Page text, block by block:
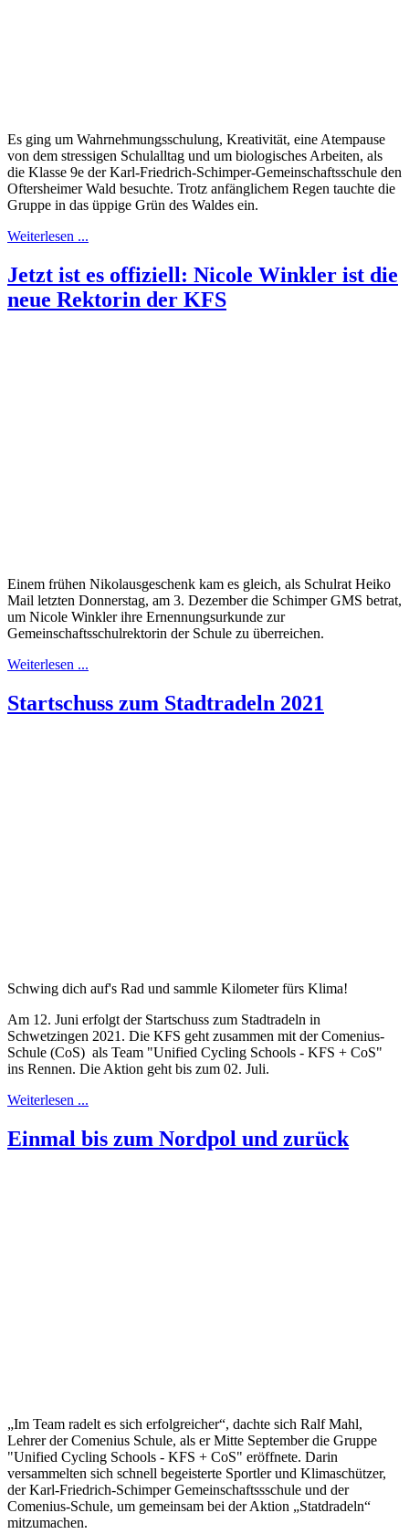
Es ging um Wahrnehmungsschulung, Kreativität, eine Atempause
von dem stressigen Schulalltag und um biologisches Arbeiten, als
die Klasse 9e der Karl-Friedrich-Schimper-Gemeinschaftsschule den
Oftersheimer Wald besuchte. Trotz anfänglichem Regen tauchte die
Gruppe in das üppige Grün des Waldes ein.
Weiterlesen ...
Jetzt ist es offiziell: Nicole Winkler ist die
neue Rektorin der KFS
Einem frühen Nikolausgeschenk kam es gleich, als Schulrat Heiko
Mail letzten Donnerstag, am 3. Dezember die Schimper GMS betrat,
um Nicole Winkler ihre Ernennungsurkunde zur
Gemeinschaftsschulrektorin der Schule zu überreichen.
Weiterlesen ...
Startschuss zum Stadtradeln 2021
Schwing dich auf's Rad und sammle Kilometer fürs Klima!
Am 12. Juni erfolgt der Startschuss zum Stadtradeln in
Schwetzingen 2021. Die KFS geht zusammen mit der Comenius-
Schule (CoS) als Team "Unified Cycling Schools - KFS + CoS"
ins Rennen. Die Aktion geht bis zum 02. Juli.
Weiterlesen ...
Einmal bis zum Nordpol und zurück
„Im Team radelt es sich erfolgreicher“, dachte sich Ralf Mahl,
Lehrer der Comenius Schule, als er Mitte September die Gruppe
"Unified Cycling Schools - KFS + CoS" eröffnete. Darin
versammelten sich schnell begeisterte Sportler und Klimaschützer,
der Karl-Friedrich-Schimper Gemeinschaftssschule und der
Comenius-Schule, um gemeinsam bei der Aktion „Statdradeln“
mitzumachen.